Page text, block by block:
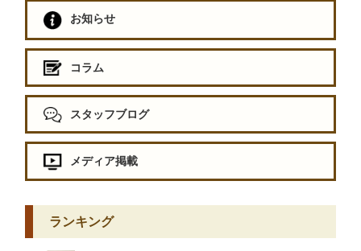
お知らせ
コラム
スタッフブログ
メディア掲載
ランキング